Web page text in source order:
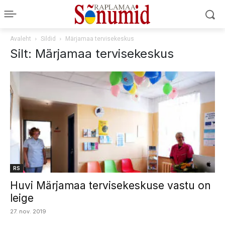
Avaleht Sildid Märjamaa tervisekeskus
Silt: Märjamaa tervisekeskus
RS
Huvi Märjamaa tervisekeskuse vastu on
leige
27. nov. 2019